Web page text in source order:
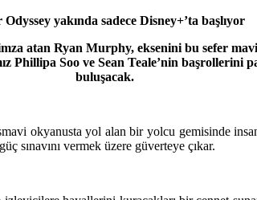
yakında sadece Disney+’ta başlıyor
atan Ryan Murphy, eksenini bu sefer
Phillipa Soo ve Sean Teale’nin başrollerini
buluşacak.
okyanusta yol alan bir yolcu gemisinde
sınavını vermek üzere güverteye çıkar.